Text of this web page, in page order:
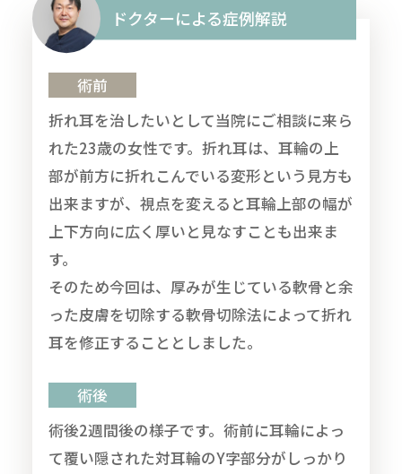
ドクターによる症例解説
術前
折れ耳を治したいとして当院にご相談に来ら
れた23歳の女性です。折れ耳は、耳輪の上
部が前方に折れこんでいる変形という見方も
出来ますが、視点を変えると耳輪上部の幅が
上下方向に広く厚いと見なすことも出来ま
す。
そのため今回は、厚みが生じている軟骨と余
った皮膚を切除する軟骨切除法によって折れ
耳を修正することとしました。
術後
術後2週間後の様子です。術前に耳輪によっ
て覆い隠された対耳輪のY字部分がしっかり